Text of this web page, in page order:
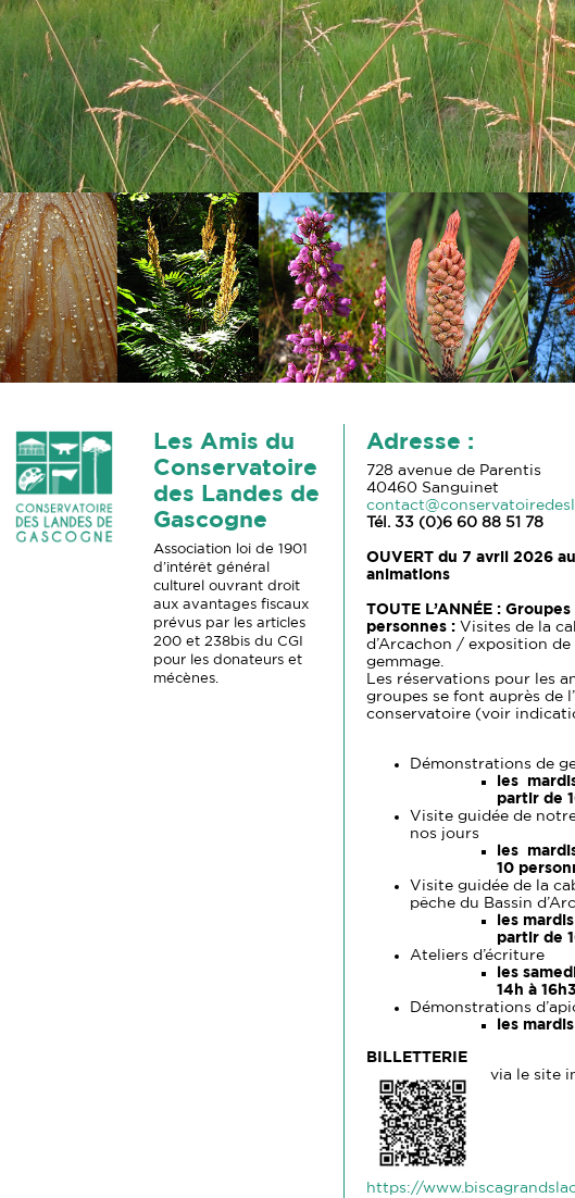
Les Amis du
Conservatoire
des Landes de
Gascogne
Association loi de 1901
d’intérêt général
culturel ouvrant droit
aux avantages fiscaux
prévus par les articles
200 et 238bis du CGI
pour les donateurs et
mécènes.
Adresse :
728 avenue de Parentis
40460 Sanguinet
Tél. 33 (0)6 60 88 51 78
OUVERT du 7 avril 2026
animations
TOUTE L’ANNÉE :Groupes
personnes : Visites de la
d’Arcachon / exposition
gemmage.
Les réservations pour les
groupes se font auprès de
conservatoire (voir
Démonstrations de
les
partir de
Visite guidée de
nos jours
les
10
Visite guidée de la
pêche du Bassin
les
partir de
Ateliers d’écriture
les
14h à
Démonstrations
les
BILLETTERIE
via le site
https://